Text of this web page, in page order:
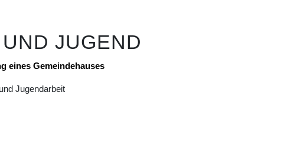
JUGEND
eines Gemeindehauses
Jugendarbeit